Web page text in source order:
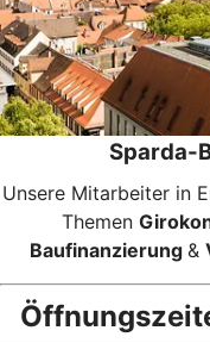
Sparda-
Unsere Mitarbeiter in
Themen
Baufinanzierung &